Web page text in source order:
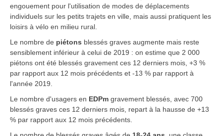
engouement pour l'utilisation de modes de déplacements
individuels sur les petits trajets en ville, mais aussi pratiquent les
loisirs à vélo en milieu rural.
Le nombre de piétons blessés graves augmente mais reste
sensiblement inférieur à celui de 2019 : on estime que 2 000
piétons ont été blessés gravement ces 12 derniers mois, +3 %
par rapport aux 12 mois précédents et -13 % par rapport à
l'année 2019.
Le nombre d'usagers en EDPm gravement blessés, avec 700
blessés graves ces 12 derniers mois, repart à la hausse de +13
% par rapport aux 12 mois précédents.